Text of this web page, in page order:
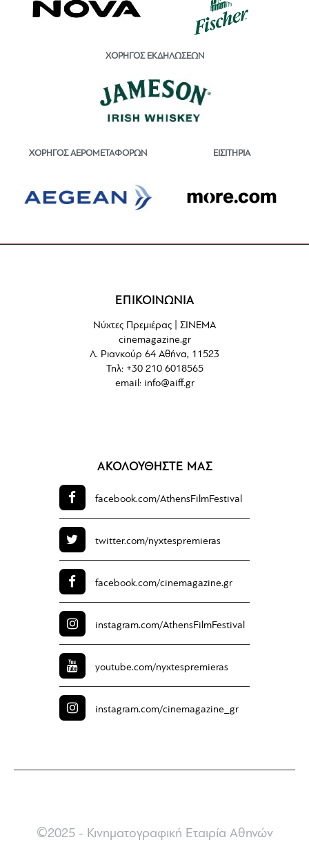
ΧΟΡΗΓΟΣ ΕΚΔΗΛΩΣΕΩΝ
ΧΟΡΗΓΟΣ ΑΕΡΟΜΕΤΑΦΟΡΩΝ ΕΙΣΙΤΗΡΙΑ
ΕΠΙΚΟΙΝΩΝΙΑ
Νύχτες Πρεμιέρας | ΣΙΝΕΜΑ
cinemagazine.gr
Λ. Ριανκούρ 64 Αθήνα, 11523
Τηλ: +30 210 6018565
email: info@aiff.gr
ΑΚΟΛΟΥΘΗΣΤΕ ΜΑΣ
facebook.com/AthensFilmFestival
twitter.com/nyxtespremieras
facebook.com/cinemagazine.gr
instagram.com/AthensFilmFestival
youtube.com/nyxtespremieras
instagram.com/cinemagazine_gr
©2025 - Κινηματογραφική Εταιρία Αθηνών